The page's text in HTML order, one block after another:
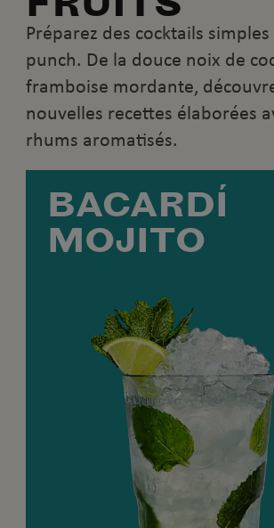
Préparez des cocktails
punch. De la douce noix de
framboise mordante,
nouvelles recettes élaborées
rhums aromatisés.
BACARDÍ
MOJITO